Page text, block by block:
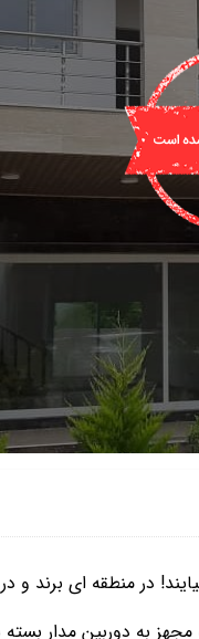
در منطقه ای برند و
به دوربین مدار